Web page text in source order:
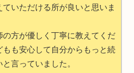
ていただける所が良いと思いま
の方が優しく丁寧に教えてくだ
もも安心して自分からもっと続
言っていました。